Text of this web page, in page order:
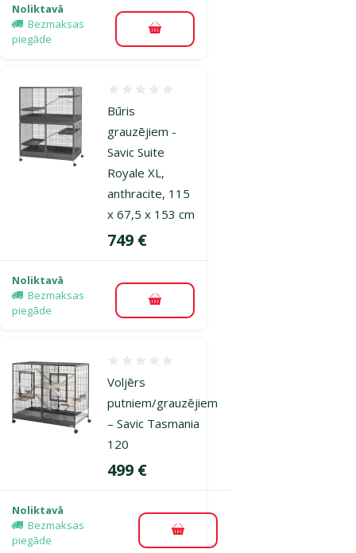
Noliktavā
Bezmaksas
piegāde
Pievienot grozam
Būris
grauzējiem -
Savic Suite
Royale XL,
anthracite, 115
x 67,5 x 153 cm
Cena
749 €
Noliktavā
Bezmaksas
piegāde
Pievienot grozam
Voljērs
putniem/grauzējiem
– Savic Tasmania
120
Cena
499 €
Noliktavā
Bezmaksas
piegāde
Pievienot grozam